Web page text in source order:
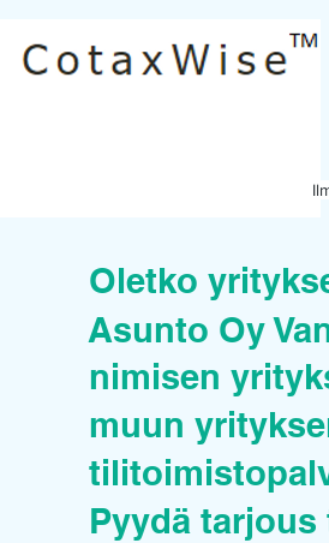
Oletko
nimisen
muun
Pyydä
Asunto Oy